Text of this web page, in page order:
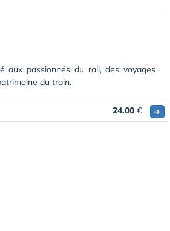
aux passionnés du rail, des voyages
du train.
24.00 € ➔